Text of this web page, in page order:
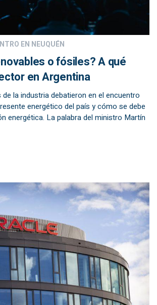
EN NEUQUÉN
o fósiles? A qué
en Argentina
de la industria debatieron en el encuentro
energético del país y cómo se debe
energética. La palabra del ministro Martín